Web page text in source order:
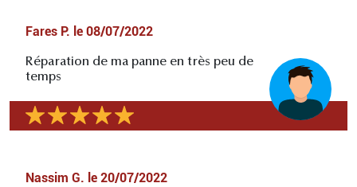
Fares P. le 08/07/2022
Réparation de ma panne en très peu de
temps
Nassim G. le 20/07/2022